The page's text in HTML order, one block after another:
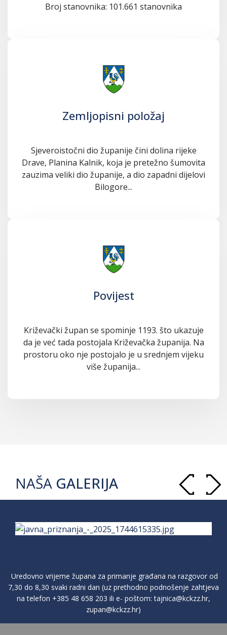
Broj stanovnika: 101.661 stanovnika
Zemljopisni položaj
Sjeveroistočni dio županije čini dolina rijeke
Drave, Planina Kalnik, koja je pretežno šumovita
zauzima veliki dio županije, a dio zapadni dijelovi
Bilogore...
Povijest
Križevački župan se spominje 1193. što ukazuje
da je već tada postojala Križevačka županija. Na
prostoru oko nje postojalo je u srednjem vijeku
više županija...
NAŠA GALERIJA
Uredovno vrijeme župana za primanje građana na razgovor od
7,30 do 8,30 svaki radni dan (uz prethodno podnošenje zahtjeva
na telefon +385 48 658 203 ili e- poštom:tajnica@kckzz.hr,
zupan@kckzz.hr)